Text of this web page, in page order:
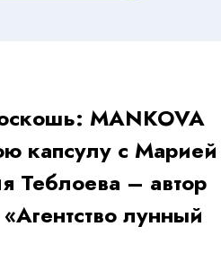
MANKOVA
капсулу с Марией
Теблоева – автор
лунный